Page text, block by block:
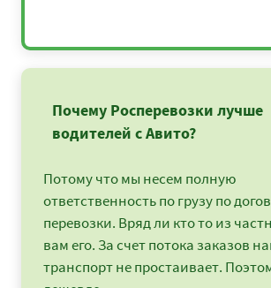
Почему Росперевозки лучше
водителей с Авито?
Потому что мы несем полную
ответственность по грузу по
перевозки. Вряд ли кто то из
вам его. За счет потока заказов
транспорт не простаивает.